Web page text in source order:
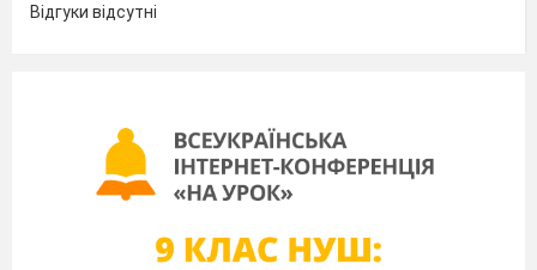
Відгуки відсутні